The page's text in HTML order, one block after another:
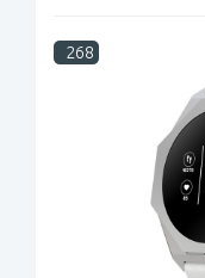
268